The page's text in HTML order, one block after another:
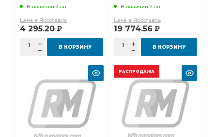
В наличии 2 шт.
Цена в Ярославль
4 295.20 Р
В КОРЗИНУ
В наличии 2 шт.
Цена в Ярославль
19 774.56 Р
В КОРЗИНУ
РАСПРОДАЖА